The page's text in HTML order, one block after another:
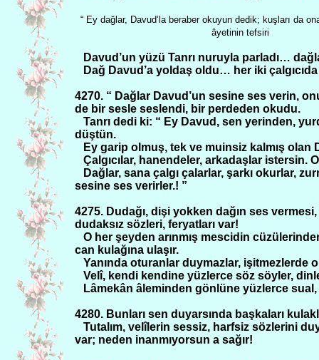
“ Ey dağlar, Davud’la beraber okuyun dedik; kuşları da
âyetinin tefsiri
Davud’un yüzü Tanrı nuruyla parladı…
Dağ Davud’a yoldaş oldu… her iki
4270. “ Dağlar Davud’un sesine ses verin,
de bir sesle seslendi, bir perdeden okudu.
Tanrı dedi ki: “ Ey Davud, sen yerinden,
düştün.
Ey garip olmuş, tek ve muinsiz kalmış
Çalgıcılar, hanendeler, arkadaşlar istersin.
Dağlar, sana çalgı çalarlar, şarkı okurlar,
sesine ses verirler.! ”
4275. Dudağı, dişi yokken dağın ses
dudaksız sözleri, feryatları var!
O her şeyden arınmış mescidin
can kulağına ulaşır.
Yanında oturanlar duymazlar, işitmezlerde
Velî, kendi kendine yüzlerce söz söyler,
Lâmekân âleminden gönlüne yüzlerce
4280. Bunları sen duyarsında başkaları
Tutalım, velîlerin sessiz, harfsiz sözlerini
var; neden inanmıyorsun a sağır!